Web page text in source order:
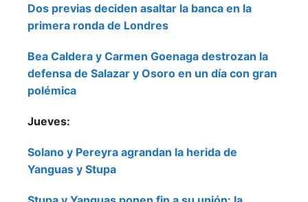
Dos previas deciden asaltar la banca en la
primera ronda de Londres
Bea Caldera y Carmen Goenaga destrozan la
defensa de Salazar y Osoro en un día con gran
polémica
Jueves:
Solano y Pereyra agrandan la herida de
Yanguas y Stupa